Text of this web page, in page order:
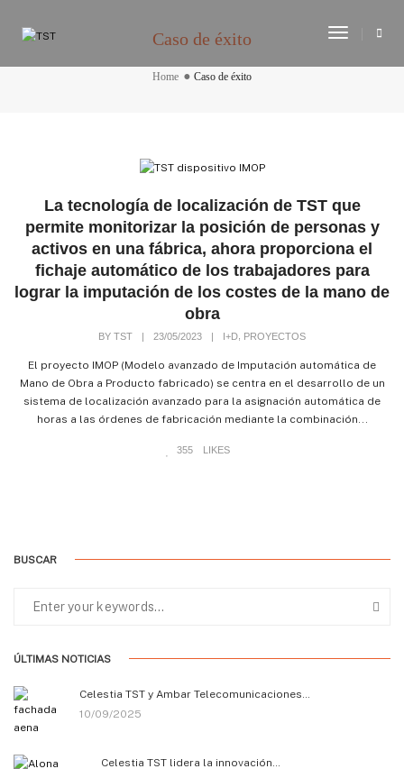
Toggle
Caso de éxito
Home Caso de éxito
La tecnología de localización de TST que
permite monitorizar la posición de personas y
activos en una fábrica, ahora proporciona el
fichaje automático de los trabajadores para
lograr la imputación de los costes de la mano de
obra
BY TST | 23/05/2023 | I+D PROYECTOS
El proyecto IMOP (Modelo avanzado de Imputación automática de
Mano de Obra a Producto fabricado) se centra en el desarrollo de un
sistema de localización avanzado para la asignación automática de
horas a las órdenes de fabricación mediante la combinación...
355 LIKES
BUSCAR
ÚLTIMAS NOTICIAS
Celestia TST y Ambar Telecomunicaciones…
10/09/2025
Celestia TST lidera la innovación…